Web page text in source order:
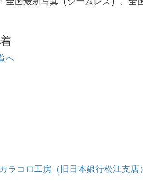
へ
カラコロ工房（旧日本銀行松江支店